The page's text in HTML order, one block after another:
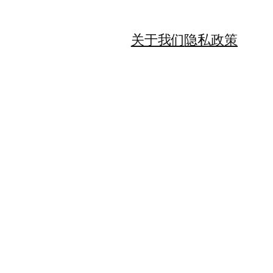
关于我们隐私政策